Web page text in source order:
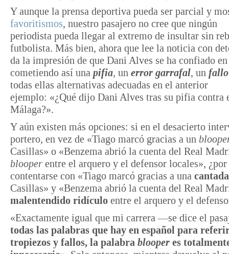
Y aunque la prensa deportiva pueda ser parcial y
favoritismos, nuestro pasajero no cree que ningún
periodista pueda llegar al extremo de insultar sin
futbolista. Más bien, ahora que lee la noticia con
da la impresión de que Dani Alves se ha confiado en
cometiendo así una pifia, un error garrafal, un fallo
todas ellas alternativas adecuadas en el anterior
ejemplo: «¿Qué dijo Dani Alves tras su pifia contra
Málaga?».
Y aún existen más opciones: si en el desacierto
portero, en vez de «Tiago marcó gracias a un
Casillas» o «Benzema abrió la cuenta del Real
blooper entre el arquero y el defensor locales», ¿por
contentarse con «Tiago marcó gracias a una cantada
Casillas» y «Benzema abrió la cuenta del Real
malentendido ridículo entre el arquero y el
«Exactamente igual que mi carrera —se dice el
todas las palabras que hay en español para
tropiezos y fallos, la palabra blooper es